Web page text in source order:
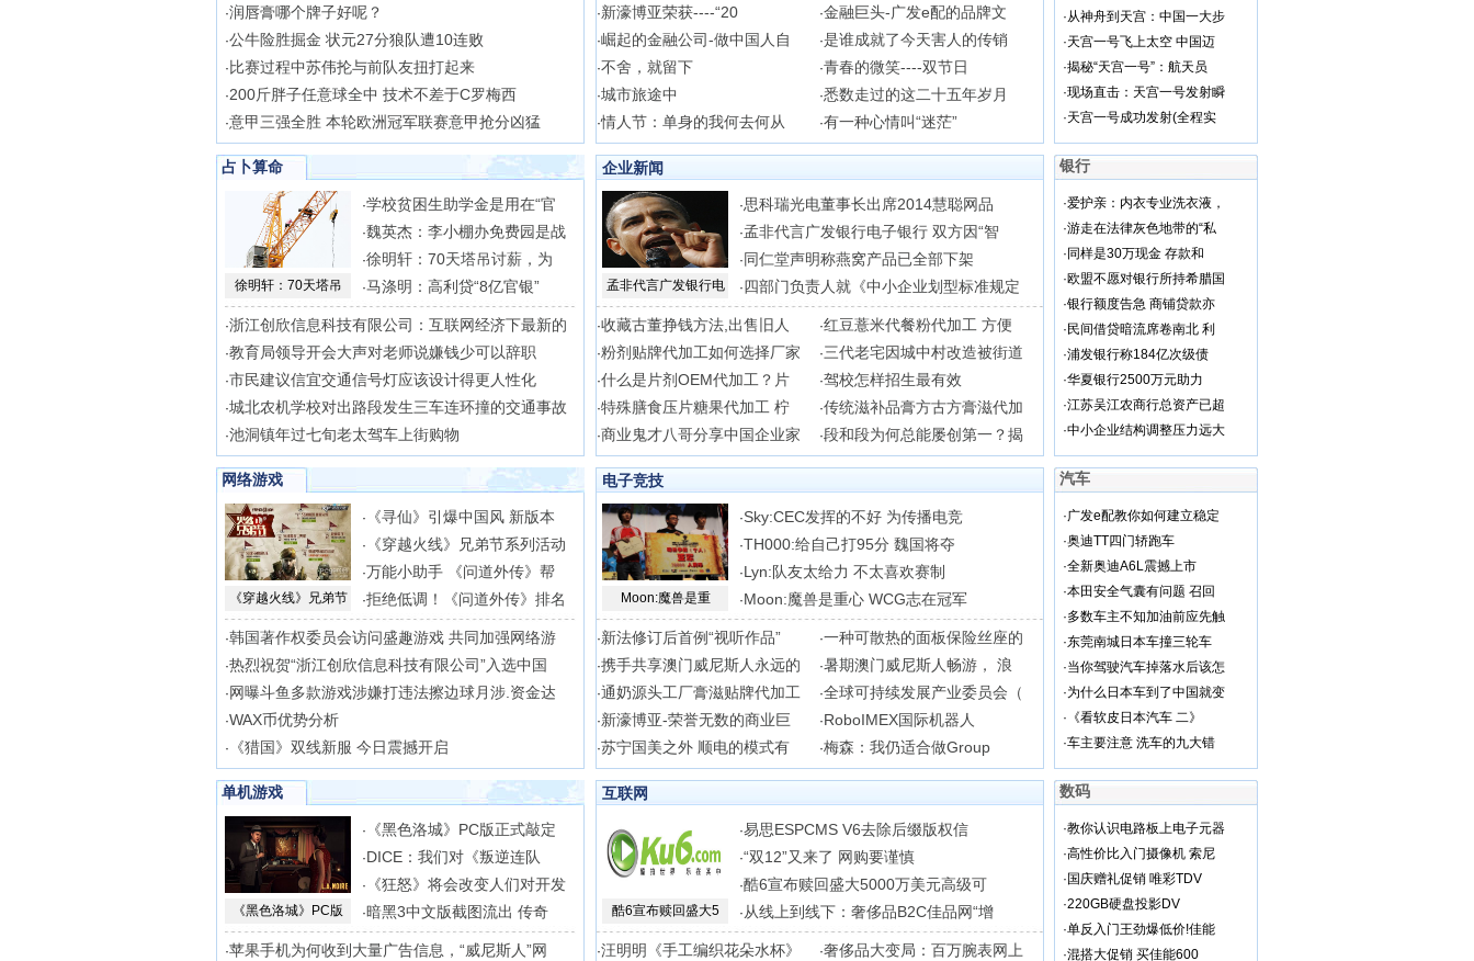
·润唇膏哪个牌子好呢？
·公牛险胜掘金 状元27分狼队遭10连败
· 比赛过程中苏伟抡与前队友扭打起来
·200斤胖子任意球全中 技术不差于C罗梅西
·意甲三强全胜 本轮欧洲冠军联赛意甲抢分凶猛
·新濠博亚荣获----“20 ·金融巨头-广发e配的品牌文
·崛起的金融公司-做中国人自 ·是谁成就了今天害人的传销
·不舍，就留下 ·青春的微笑----双节日
·城市旅途中 ·悉数走过的这二十五年岁月
·情人节：单身的我何去何从 ·有一种心情叫“迷茫”
·从神舟到天宫：中国一大步
·天宫一号飞上太空 中国迈
·揭秘“天宫一号”：航天员
·现场直击：天宫一号发射瞬
·天宫一号成功发射(全程实
占卜算命
徐明轩：70天塔吊
·学校贫困生助学金是用在“官
·魏英杰：李小棚办免费园是战
·徐明轩：70天塔吊讨薪，为
·马涤明：高利贷“8亿官银”
·浙江创欣信息科技有限公司：互联网经济下最新的
·教育局领导开会大声对老师说嫌钱少可以辞职
·市民建议信宜交通信号灯应该设计得更人性化
·城北农机学校对出路段发生三车连环撞的交通事故
·池洞镇年过七旬老太驾车上街购物
企业新闻
孟非代言广发银行电
·思科瑞光电董事长出席2014慧聪网品
·孟非代言广发银行电子银行 双方因“智
·同仁堂声明称燕窝产品已全部下架
·四部门负责人就《中小企业划型标准规定
·收藏古董挣钱方法,出售旧人 ·红豆薏米代餐粉代加工 方便
·粉剂贴牌代加工如何选择厂家 ·三代老宅因城中村改造被街道
·什么是片剂OEM代加工？片 ·驾校怎样招生最有效
·特殊膳食压片糖果代加工 柠 ·传统滋补品膏方古方膏滋代加
·商业鬼才八哥分享中国企业家 ·段和段为何总能屡创第一？揭
银行
·爱护亲：内衣专业洗衣液，
·游走在法律灰色地带的“私
· 同样是30万现金 存款和
·欧盟不愿对银行所持希腊国
·银行额度告急 商铺贷款亦
· 民间借贷暗流席卷南北 利
·浦发银行称184亿次级债
·华夏银行2500万元助力
·江苏吴江农商行总资产已超
·中小企业结构调整压力远大
网络游戏
《穿越火线》兄弟节
· 《寻仙》引爆中国风 新版本
· 《穿越火线》兄弟节系列活动
·万能小助手 《问道外传》帮
·拒绝低调！《问道外传》排名
·韩国著作权委员会访问盛趣游戏 共同加强网络游
·热烈祝贺“浙江创欣信息科技有限公司”入选中国
·网曝斗鱼多款游戏涉嫌打违法擦边球月涉.资金达
·WAX币优势分析
· 《猎国》双线新服 今日震撼开启
电子竞技
Moon:魔兽是重
·Sky:CEC发挥的不好 为传播电竞
·TH000:给自己打95分 魏国将夺
·Lyn:队友太给力 不太喜欢赛制
·Moon:魔兽是重心 WCG志在冠军
·新法修订后首例“视听作品” ·一种可散热的面板保险丝座的
·携手共享澳门威尼斯人永远的 ·暑期澳门威尼斯人畅游， 浪
·通奶源头工厂膏滋贴牌代加工 ·全球可持续发展产业委员会（
·新濠博亚-荣誉无数的商业巨 ·RoboIMEX国际机器人
·苏宁国美之外 顺电的模式有 ·梅森：我仍适合做Group
汽车
·广发e配教你如何建立稳定
·奥迪TT四门轿跑车
·全新奥迪A6L震撼上市
·本田安全气囊有问题 召回
·多数车主不知加油前应先触
·东莞南城日本车撞三轮车
·当你驾驶汽车掉落水后该怎
·为什么日本车到了中国就变
· 《看软皮日本汽车 二》
·车主要注意 洗车的九大错
单机游戏
《黑色洛城》PC版
· 《黑色洛城》PC版正式敲定
·DICE：我们对《叛逆连队
· 《狂怒》将会改变人们对开发
·暗黑3中文版截图流出 传奇
·苹果手机为何收到大量广告信息，“威尼斯人”网
互联网
酷6宣布赎回盛大5
·易思ESPCMS V6去除后缀版权信
·“双12”又来了 网购要谨慎
·酷6宣布赎回盛大5000万美元高级可
· 从线上到线下：奢侈品B2C佳品网“增
·汪明明《手工编织花朵水杯》 ·奢侈品大变局：百万腕表网上
数码
·教你认识电路板上电子元器
·高性价比入门摄像机 索尼
· 国庆赠礼促销 唯彩TDV
·220GB硬盘投影DV
·单反入门王劲爆低价!佳能
·混搭大促销 买佳能600